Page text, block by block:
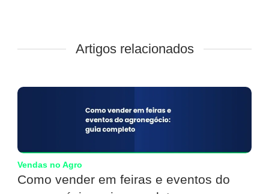
Artigos relacionados
Vendas no Agro
Como vender em feiras e eventos do